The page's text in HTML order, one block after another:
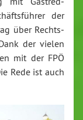
der
über Rechts­
der vielen
mit der FPÖ
Rede ist auch